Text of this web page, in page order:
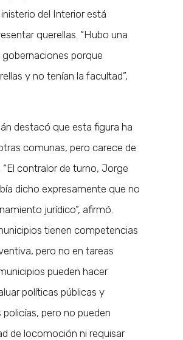
del Interior está
querellas. “Hubo una
porque
y no tenían la facultad”,
destacó que esta figura ha
comunas, pero carece de
contralor de turno, Jorge
dicho expresamente que no
jurídico”, afirmó.
tienen competencias
pero no en tareas
pueden hacer
políticas públicas y
pero no pueden
de locomoción ni requisar